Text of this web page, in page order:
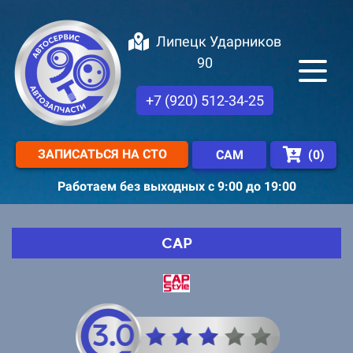
Липецк Ударников
90
+7 (920) 512-34-25
ЗАПИСАТЬСЯ НА СТО САМ (0)
Работаем без выходных с 9:00 до 19:00
CAP